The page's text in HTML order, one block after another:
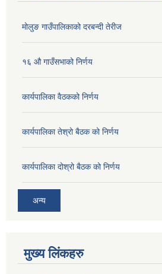
मोलुङ गाउँपालिकाको दरबन्दी तेरीज
१६ औ गाउँसभाको निर्णय
कार्यपालिका वैठकको निर्णय
कार्यपालिका तेश्रो बैठक को निर्णय
कार्यपालिका दोश्रो बैठक को निर्णय
अन्य
मुख्य लिंकहरु